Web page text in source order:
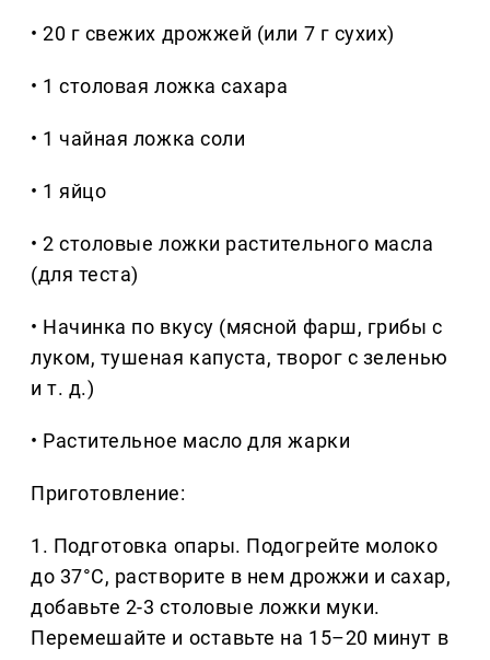
• 20 г свежих дрожжей (или 7 г сухих)
• 1 столовая ложка сахара
• 1 чайная ложка соли
• 1 яйцо
• 2 столовые ложки растительного масла
(для теста)
• Начинка по вкусу (мясной фарш, грибы с
луком, тушеная капуста, творог с зеленью
и т. д.)
• Растительное масло для жарки
Приготовление:
1. Подготовка опары. Подогрейте молоко
до 37°C, растворите в нем дрожжи и сахар,
добавьте 2-3 столовые ложки муки.
Перемешайте и оставьте на 15–20 минут в